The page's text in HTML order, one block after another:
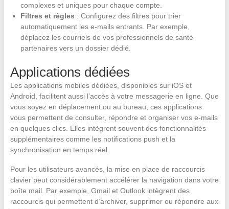
complexes et uniques pour chaque compte.
Filtres et règles : Configurez des filtres pour trier
automatiquement les e-mails entrants. Par exemple,
déplacez les courriels de vos professionnels de santé
partenaires vers un dossier dédié.
Applications dédiées
Les applications mobiles dédiées, disponibles sur iOS et
Android, facilitent aussi l’accès à votre messagerie en ligne. Que
vous soyez en déplacement ou au bureau, ces applications
vous permettent de consulter, répondre et organiser vos e-mails
en quelques clics. Elles intègrent souvent des fonctionnalités
supplémentaires comme les notifications push et la
synchronisation en temps réel.
Pour les utilisateurs avancés, la mise en place de raccourcis
clavier peut considérablement accélérer la navigation dans votre
boîte mail. Par exemple, Gmail et Outlook intègrent des
raccourcis qui permettent d’archiver, supprimer ou répondre aux